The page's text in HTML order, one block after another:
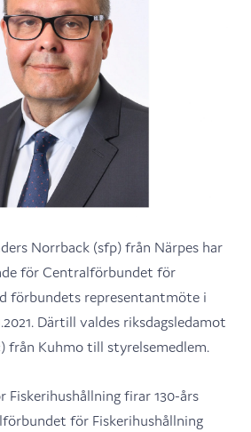
Norrback (sfp) från Närpes har
för Centralförbundet för
förbundets representantmöte i
Därtill valdes riksdagsledamot
från Kuhmo till styrelsemedlem.
firar 130-års
för Fiskerihushållning